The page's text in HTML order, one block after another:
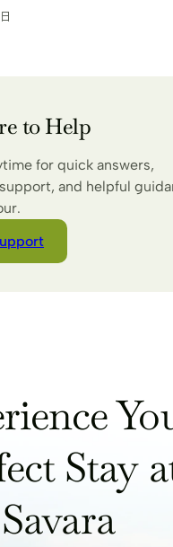
to Help
for quick answers,
and helpful
Stay
Savara